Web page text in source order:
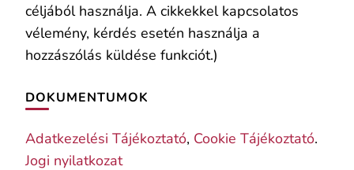
céljából használja. A cikkekkel kapcsolatos
vélemény, kérdés esetén használja a
hozzászólás küldése funkciót.)
DOKUMENTUMOK
Adatkezelési Tájékoztató, Cookie Tájékoztató.
Jogi nyilatkozat